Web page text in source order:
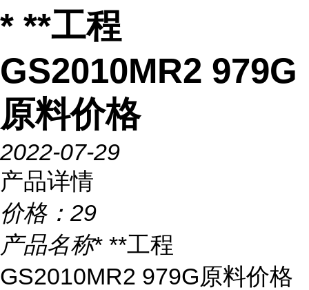
* **工程
GS2010MR2 979G
原料价格
2022-07-29
产品详情
价格： 29
产品名称* **工程
GS2010MR2 979G原料价格